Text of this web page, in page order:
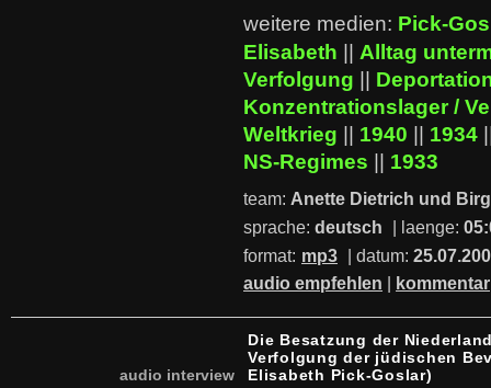
weitere medien: Pick-
Elisabeth
Alltag
Verfolgung
Konzentrationslager /
Weltkrieg
1940 1934
NS-Regimes
1933
team: Anette Dietrich und
sprache: deutsch | laenge:
format: mp3 | datum:
audio empfehlen
kommentar
audio interview
Die Besatzung der
Verfolgung der jüdischen
Elisabeth Pick-Goslar)